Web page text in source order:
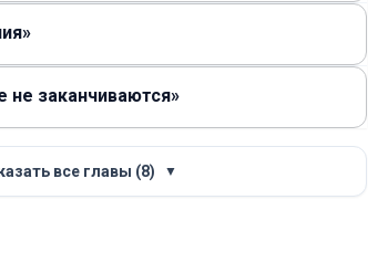
не заканчиваются»
все главы (8) ▼